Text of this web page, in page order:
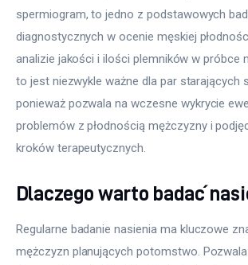
spermiogram, to jedno z podstawowych
diagnostycznych w ocenie męskiej
analizie jakości i ilości plemników w próbce
to jest niezwykle ważne dla par starających
ponieważ pozwala na wczesne wykrycie
problemów z płodnością mężczyzny i
kroków terapeutycznych.
Dlaczego warto badać
Regularne badanie nasienia ma kluczowe
mężczyzn planujących potomstwo.